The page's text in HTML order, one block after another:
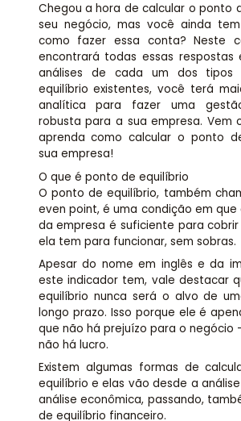
Chegou a hora de calcular o ponto
seu negócio, mas você ainda
como fazer essa conta? Neste
encontrará todas essas respostas
análises de cada um dos
equilíbrio existentes, você terá
analítica para fazer uma
robusta para a sua empresa. Vem
aprenda como calcular o ponto
sua empresa!
O que é ponto de equilíbrio
O ponto de equilíbrio, também
even point, é uma condição em
da empresa é suficiente para
ela tem para funcionar, sem sobras.
Apesar do nome em inglês e da
este indicador tem, vale destacar
equilíbrio nunca será o alvo de
longo prazo. Isso porque ele é
que não há prejuízo para o negócio
não há lucro.
Existem algumas formas de
equilíbrio e elas vão desde a
análise econômica, passando,
de equilíbrio financeiro.